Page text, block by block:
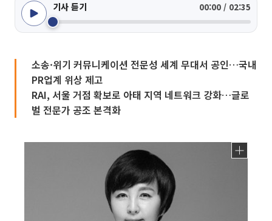
기사 듣기 00:00 / 02:35
소송·위기 커뮤니케이션 전문성 세계 무대서 공인…국내
PR업계 위상 제고
RAI, 서울 거점 확보로 아태 지역 네트워크 강화…글로
벌 전문가 공조 본격화